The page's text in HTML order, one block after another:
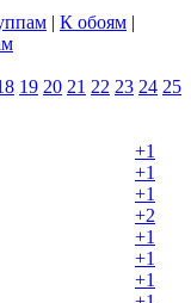
| К обоям |
19 20 21 22 23 24 25
+1
+1
+1
+2
+1
+1
+1